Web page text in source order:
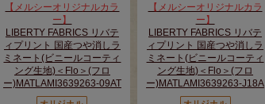
【メルシーオリジナルカラ
ー】
LIBERTY FABRICS リバテ
ィプリント 国産つや消しラ
ミネート(ビニールコーティ
ング生地)＜Flo＞(フロ
ー)MATLAMI3639263-09AT
【メルシーオリジナルカラ
ー】
LIBERTY FABRICS リバテ
ィプリント 国産つや消しラ
ミネート(ビニールコーティ
ング生地)＜Flo＞(フロ
ー)MATLAMI3639263-J18A